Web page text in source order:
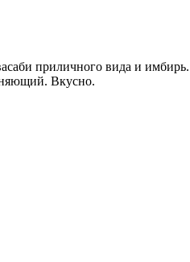
приличного вида и имбирь.
Вкусно.